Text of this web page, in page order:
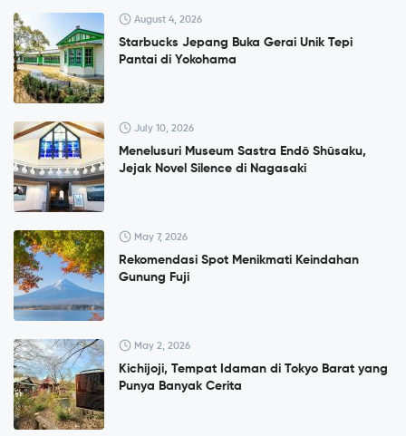
August 4, 2026
Starbucks Jepang Buka Gerai Unik Tepi
Pantai di Yokohama
July 10, 2026
Menelusuri Museum Sastra Endō Shūsaku,
Jejak Novel Silence di Nagasaki
May 7, 2026
Rekomendasi Spot Menikmati Keindahan
Gunung Fuji
May 2, 2026
Kichijoji, Tempat Idaman di Tokyo Barat yang
Punya Banyak Cerita